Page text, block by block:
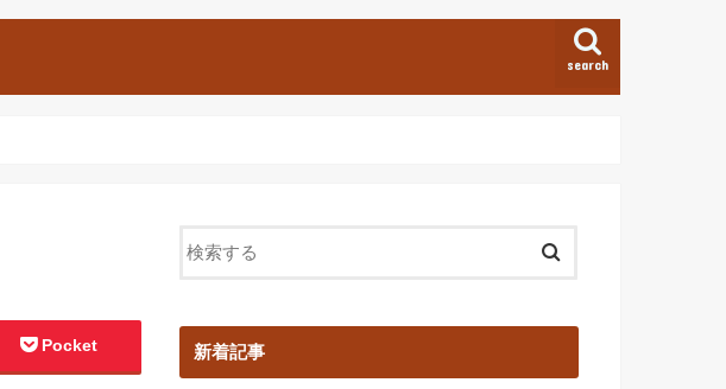
search
Pocket 新着記事